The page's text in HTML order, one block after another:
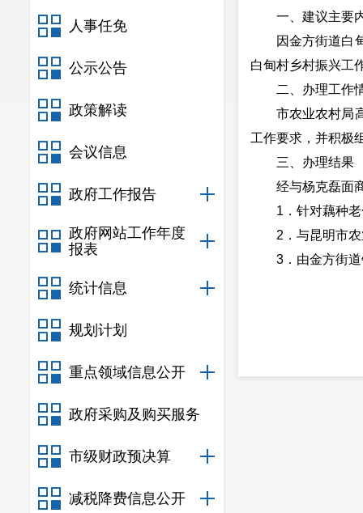
人事任免
公示公告
政策解读
会议信息
政府工作报告
政府网站工作年度
报表
统计信息
规划计划
重点领域信息公开
政府采购及购买服务
市级财政预决算
减税降费信息公开
一、建议主要
因金方街道白
白甸村乡村振兴工
二、办理工作
市农业农村局
工作要求，并积极
三、办理结果
经与杨克磊面
1．针对藕种
2．与昆明市
3．由金方街